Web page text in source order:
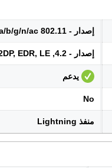
إصدار - 802.11 a/b/g/n/ac
إصدار - 4.2, A2DP, EDR, LE
يدعم
No
منفذ Lightning